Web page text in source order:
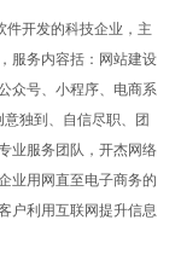
开发的科技企业，主
服务内容括：网站建设
众号、小程序、电商系
独到、自信尽职、团
业服务团队，开杰网络
业用网直至电子商务的
户利用互联网提升信息